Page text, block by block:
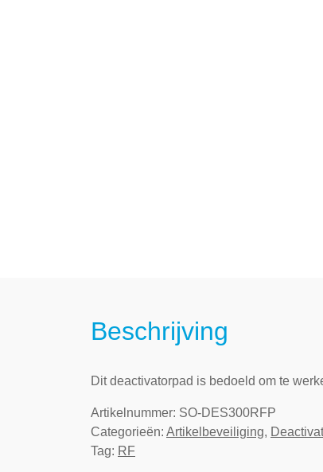
Beschrijving
Dit deactivatorpad is bedoeld om te
Artikelnummer: SO-DES300RFP
Categorieën: Artikelbeveiliging,
Tag: RF